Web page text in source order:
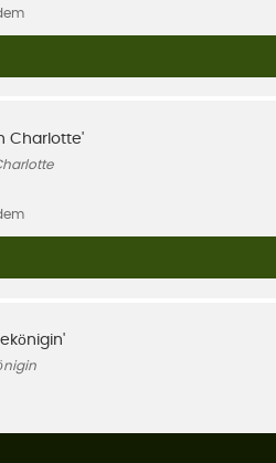
Charlotte'